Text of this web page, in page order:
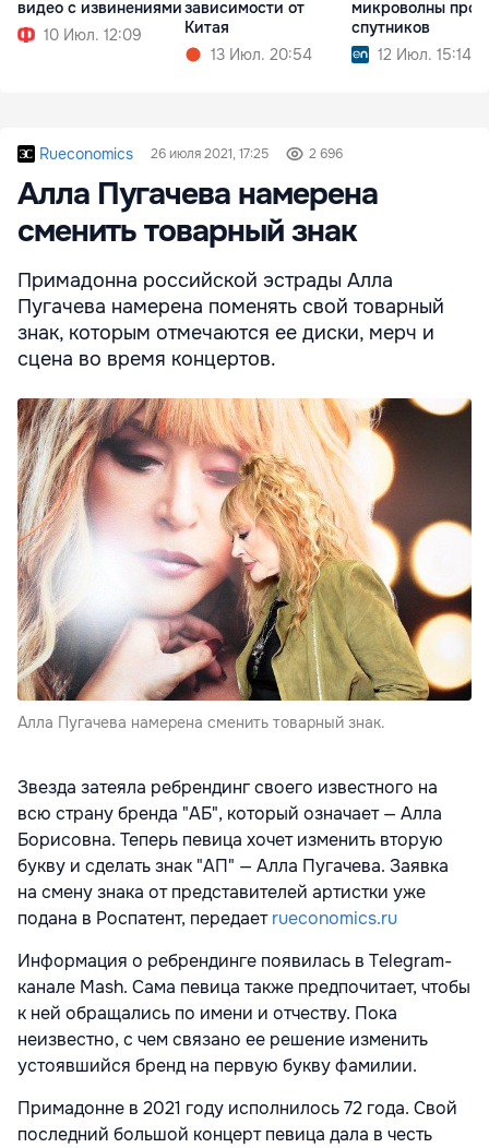
видео с извинениями
10 Июл. 12:09
зависимости от
Китая
13 Июл. 20:54
микроволны
спутников
12 Июл. 15:14
Rueconomics 26 июля 2021, 17:25 2 696
Алла Пугачева намерена
сменить товарный знак
Примадонна российской эстрады Алла
Пугачева намерена поменять свой товарный
знак, которым отмечаются ее диски, мерч и
сцена во время концертов.
Алла Пугачева намерена сменить товарный знак.
Звезда затеяла ребрендинг своего известного на
всю страну бренда "АБ", который означает — Алла
Борисовна. Теперь певица хочет изменить вторую
букву и сделать знак "АП" — Алла Пугачева. Заявка
на смену знака от представителей артистки уже
подана в Роспатент, передаетrueconomics.ru
Информация о ребрендинге появилась в Telegram-
канале Mash. Сама певица также предпочитает, чтобы
к ней обращались по имени и отчеству. Пока
неизвестно, с чем связано ее решение изменить
устоявшийся бренд на первую букву фамилии.
Примадонне в 2021 году исполнилось 72 года. Свой
последний большой концерт певица дала в честь